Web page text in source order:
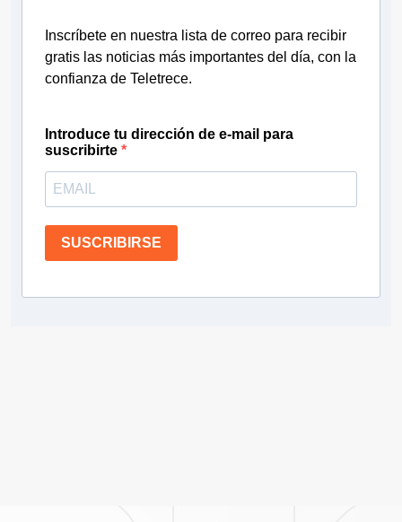
Inscríbete en nuestra lista de correo para recibir
gratis las noticias más importantes del día, con la
confianza de Teletrece.
Introduce tu dirección de e-mail para
suscribirte
SUSCRIBIRSE